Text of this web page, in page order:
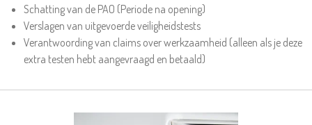
Schatting van de PAO (Periode na opening)
Verslagen van uitgevoerde veiligheidstests
Verantwoording van claims over werkzaamheid (alleen als je deze
extra testen hebt aangevraagd en betaald)